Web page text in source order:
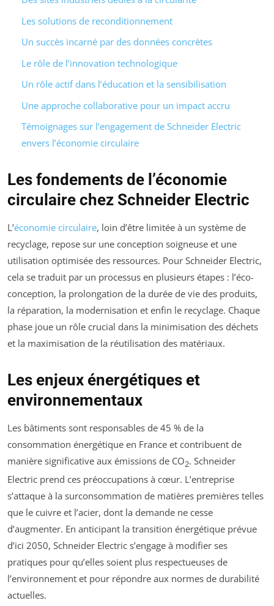
Les solutions de reconditionnement
Un succès incarné par des données concrètes
Le rôle de l’innovation technologique
Un rôle actif dans l’éducation et la sensibilisation
Une approche collaborative pour un impact accru
Témoignages sur l’engagement de Schneider Electric
envers l’économie circulaire
Les fondements de l’économie
circulaire chez Schneider Electric
L’économie circulaire, loin d’être limitée à un système de
recyclage, repose sur une conception soigneuse et une
utilisation optimisée des ressources. Pour Schneider Electric,
cela se traduit par un processus en plusieurs étapes : l’éco-
conception, la prolongation de la durée de vie des produits,
la réparation, la modernisation et enfin le recyclage. Chaque
phase joue un rôle crucial dans la minimisation des déchets
et la maximisation de la réutilisation des matériaux.
Les enjeux énergétiques et
environnementaux
Les bâtiments sont responsables de 45 % de la
consommation énergétique en France et contribuent de
manière significative aux émissions de CO2. Schneider
Electric prend ces préoccupations à cœur. L’entreprise
s’attaque à la surconsommation de matières premières telles
que le cuivre et l’acier, dont la demande ne cesse
d’augmenter. En anticipant la transition énergétique prévue
d’ici 2050, Schneider Electric s’engage à modifier ses
pratiques pour qu’elles soient plus respectueuses de
l’environnement et pour répondre aux normes de durabilité
actuelles.